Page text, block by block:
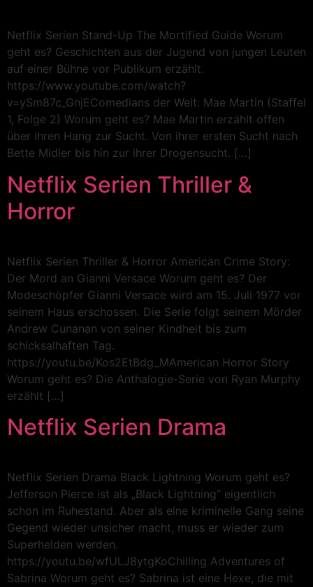
Netflix Serien Stand-Up The Mortified Guide Worum
geht es? Geschichten aus der Jugend von jungen Leuten
auf einer Bühne vor Publikum erzählt.
https://www.youtube.com/watch?
v=ySm87c_GnjEComedians der Welt: Mae Martin (Staffel
1, Folge 2) Worum geht es? Mae Martin erzählt offen
über ihren Hang zur Sucht. Von ihrer ersten Sucht nach
Bette Midler bis hin zur ihrer Drogensucht. […]
Netflix Serien Thriller &
Horror
Netflix Serien Thriller & Horror American Crime Story:
Der Mord an Gianni Versace Worum geht es? Der
Modeschöpfer Gianni Versace wird am 15. Juli 1977 vor
seinem Haus erschossen. Die Serie folgt seinem Mörder
Andrew Cunanan von seiner Kindheit bis zum
schicksalhaften Tag.
https://youtu.be/Kos2EtBdg_MAmerican Horror Story
Worum geht es? Die Anthalogie-Serie von Ryan Murphy
erzählt […]
Netflix Serien Drama
Netflix Serien Drama Black Lightning Worum geht es?
Jefferson Pierce ist als „Black Lightning” eigentlich
schon im Ruhestand. Aber als eine kriminelle Gang seine
Gegend wieder unsicher macht, muss er wieder zum
Superhelden werden.
https://youtu.be/wfULJ8ytgKoChilling Adventures of
Sabrina Worum geht es? Sabrina ist eine Hexe, die mit